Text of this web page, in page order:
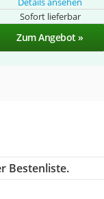
Sofort lieferbar
Zum Angebot »
Bestenliste.